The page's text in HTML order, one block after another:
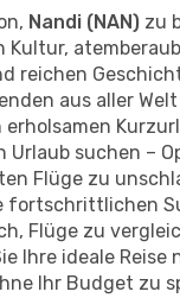
Nandi (NAN) zu
Kultur,
reichen
aus aller
erholsamen
Urlaub suchen –
Flüge zu
fortschrittlichen
Flüge zu
Ihre ideale Reise
Ihr Budget zu